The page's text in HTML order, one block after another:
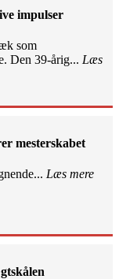
impulser
som
Den 39-årig... Læs
mesterskabet
Læs mere